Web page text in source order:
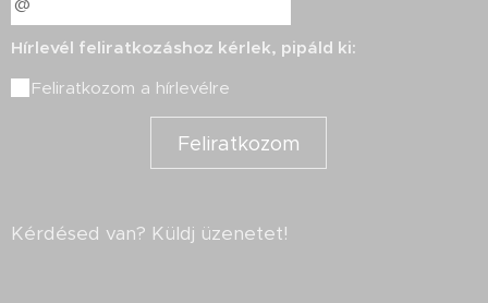
Hírlevél feliratkozáshoz kérlek, pipáld ki:
Feliratkozom a hírlevélre
Feliratkozom
Kérdésed van? Küldj üzenetet!